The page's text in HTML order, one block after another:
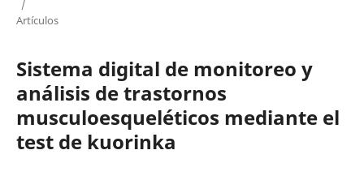
/
Artículos
Sistema digital de monitoreo y
análisis de trastornos
musculoesqueléticos mediante el
test de kuorinka